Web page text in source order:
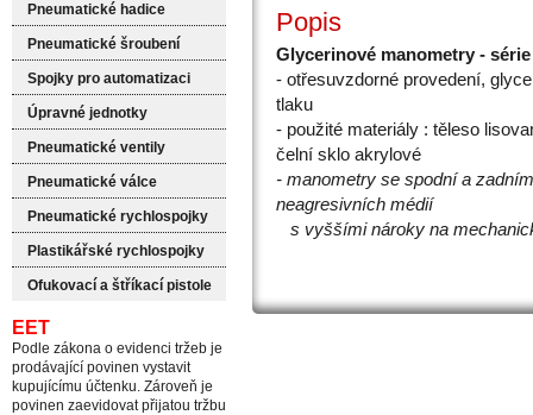
Pneumatické hadice
Pneumatické šroubení
Spojky pro automatizaci
Úpravné jednotky
Pneumatické ventily
Pneumatické válce
Pneumatické rychlospojky
Plastikářské rychlospojky
Ofukovací a štříkací pistole
EET
Podle zákona o evidenci tržeb je
prodávající povinen vystavit
kupujícímu účtenku. Zároveň je
povinen zaevidovat přijatou tržbu
Popis
Glycerinové manometry -
- otřesuvzdorné provedení,
tlaku
- použité materiály : těleso
čelní sklo akrylové
- manometry se spodní a
neagresivních médií
s vyššími nároky na